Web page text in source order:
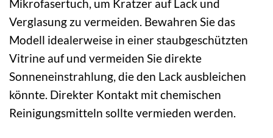
Mikrofasertuch, um Kratzer auf Lack und
Verglasung zu vermeiden. Bewahren Sie das
Modell idealerweise in einer staubgeschützten
Vitrine auf und vermeiden Sie direkte
Sonneneinstrahlung, die den Lack ausbleichen
könnte. Direkter Kontakt mit chemischen
Reinigungsmitteln sollte vermieden werden.